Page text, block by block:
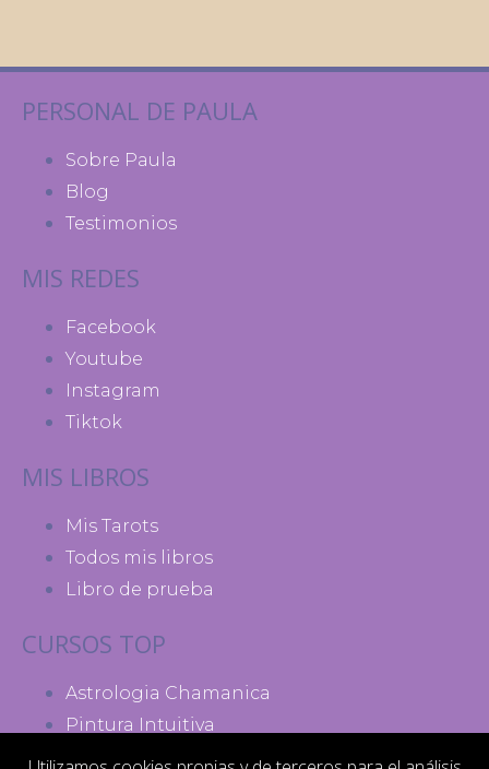
PERSONAL DE PAULA
Sobre Paula
Blog
Testimonios
MIS REDES
Facebook
Youtube
Instagram
Tiktok
MIS LIBROS
Mis Tarots
Todos mis libros
Libro de prueba
CURSOS TOP
Astrologia Chamanica
Pintura Intuitiva
Madres de Poder